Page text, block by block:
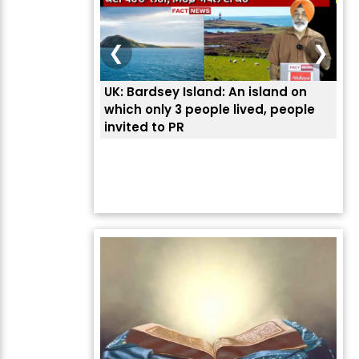
UK: Bardsey Island: An island on
which only 3 people lived, people
invited to PR
❮ ❯